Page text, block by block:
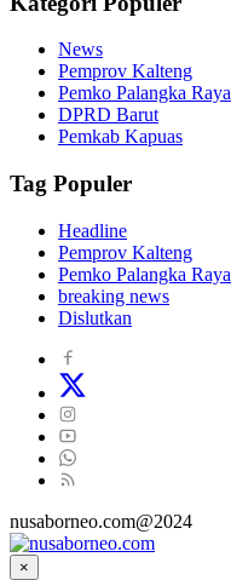
News
Pemprov Kalteng
Pemko Palangka Raya
DPRD Barut
Pemkab Kapuas
Tag Populer
Headline
Pemprov Kalteng
Pemko Palangka Raya
breaking news
Dislutkan
nusaborneo.com@2024
×